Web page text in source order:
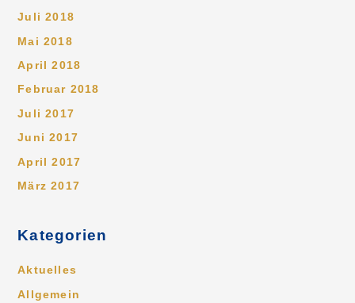
Juli 2018
Mai 2018
April 2018
Februar 2018
Juli 2017
Juni 2017
April 2017
März 2017
Kategorien
Aktuelles
Allgemein